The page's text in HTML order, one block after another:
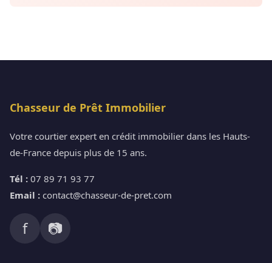
Chasseur de Prêt Immobilier
Votre courtier expert en crédit immobilier dans les Hauts-
de-France depuis plus de 15 ans.
Tél : 07 89 71 93 77
Email : contact@chasseur-de-pret.com
f 📷